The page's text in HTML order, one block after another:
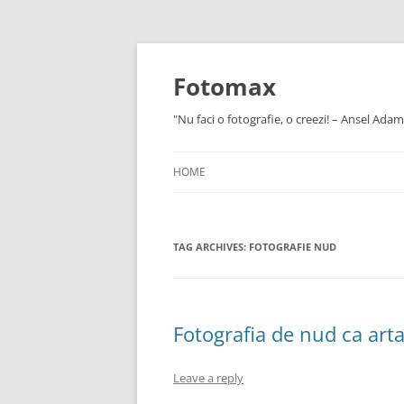
Skip
Fotomax
"Nu faci o fotografie, o creezi! – Ansel
HOME
TAG ARCHIVES: FOTOGRAFIE NUD
Fotografia de nud ca arta
Leave a reply